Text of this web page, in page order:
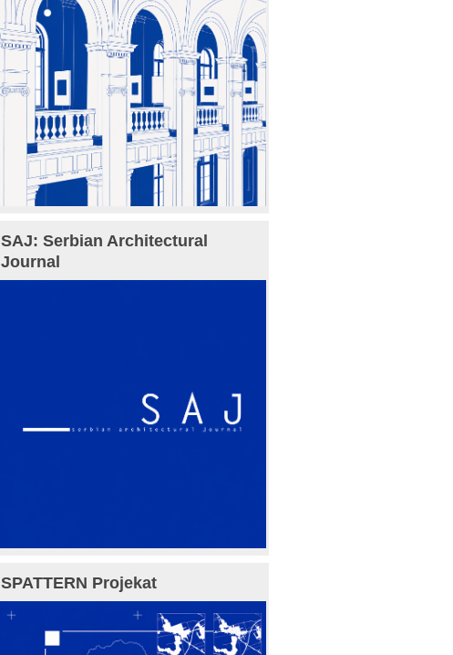
SAJ: Serbian Architectural
Journal
SPATTERN Projekat